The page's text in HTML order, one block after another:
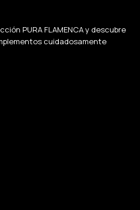
PURA FLAMENCA y descubre
cuidadosamente